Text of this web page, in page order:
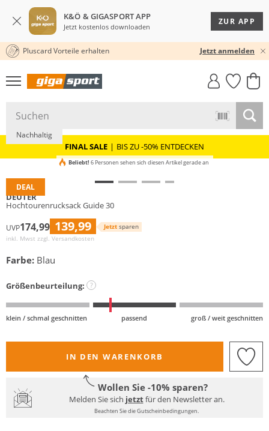
K&Ö & GIGASPORT APP
Jetzt kostenlos downloaden
ZUR APP
30 TAGE RÜCKGABERECHT
Pluscard Vorteile erhalten Jetzt anmelden
GIGASTYLE
FAHRRAD­
MUST-HAVE
FINAL SALE | BIS ZU -50% ENTDECKEN
DEAL
Nachhaltig
Beliebt! 6 Personen sehen sich diesen Artikel gerade an
DEUTER
Hochtourenrucksack Guide 30
UVP174,99 139,99 Jetzt sparen
inkl. Mwst zzgl. Versandkosten
Farbe: Blau
Größenbeurteilung: ?
klein / schmal geschnitten passend groß / weit geschnitten
IN DEN WARENKORB
Wollen Sie -10% sparen?
Melden Sie sich jetztfür den Newsletter an.
Beachten Sie die Gutscheinbedingungen.